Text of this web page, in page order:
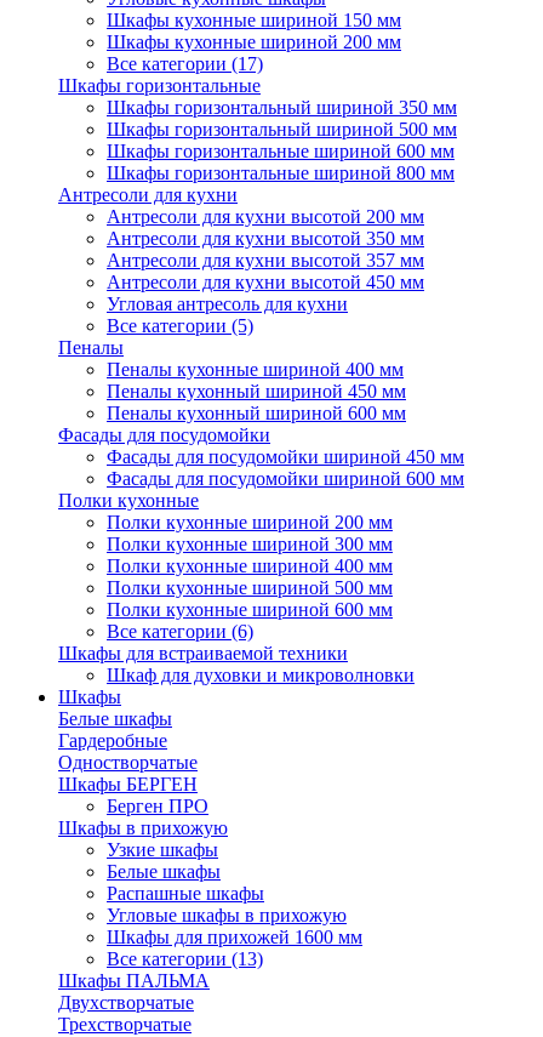
Шкафы кухонные шириной 150 мм
Шкафы кухонные шириной 200 мм
Все категории (17)
Шкафы горизонтальные
Шкафы горизонтальный шириной 350 мм
Шкафы горизонтальный шириной 500 мм
Шкафы горизонтальные шириной 600 мм
Шкафы горизонтальные шириной 800 мм
Антресоли для кухни
Антресоли для кухни высотой 200 мм
Антресоли для кухни высотой 350 мм
Антресоли для кухни высотой 357 мм
Антресоли для кухни высотой 450 мм
Угловая антресоль для кухни
Все категории (5)
Пеналы
Пеналы кухонные шириной 400 мм
Пеналы кухонный шириной 450 мм
Пеналы кухонный шириной 600 мм
Фасады для посудомойки
Фасады для посудомойки шириной 450 мм
Фасады для посудомойки шириной 600 мм
Полки кухонные
Полки кухонные шириной 200 мм
Полки кухонные шириной 300 мм
Полки кухонные шириной 400 мм
Полки кухонные шириной 500 мм
Полки кухонные шириной 600 мм
Все категории (6)
Шкафы для встраиваемой техники
Шкаф для духовки и микроволновки
Шкафы
Белые шкафы
Гардеробные
Одностворчатые
Шкафы БЕРГЕН
Берген ПРО
Шкафы в прихожую
Узкие шкафы
Белые шкафы
Распашные шкафы
Угловые шкафы в прихожую
Шкафы для прихожей 1600 мм
Все категории (13)
Шкафы ПАЛЬМА
Двухстворчатые
Трехстворчатые